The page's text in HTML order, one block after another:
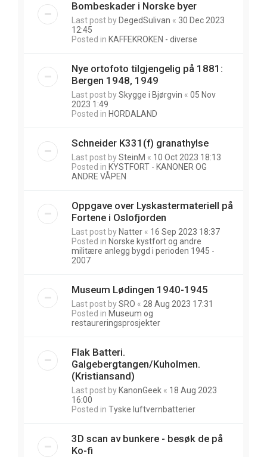
Bombeskader i Norske byer
Last post by DegedSulivan « 30 Dec 2023
12:45
Posted in KAFFEKROKEN - diverse
Nye ortofoto tilgjengelig på 1881:
Bergen 1948, 1949
Last post bySkygge i Bjørgvin « 05 Nov
2023 1:49
Posted in HORDALAND
Schneider K331(f) granathylse
Last post bySteinM « 10 Oct 2023 18:13
Posted in KYSTFORT - KANONER OG
ANDRE VÅPEN
Oppgave over Lyskastermateriell på
Fortene i Oslofjorden
Last post by Natter « 16 Sep 2023 18:37
Posted in Norske kystfort og andre
militære anlegg bygd i perioden 1945 -
2007
Museum Lødingen 1940-1945
Last post bySRO « 28 Aug 2023 17:31
Posted in Museum og
restaureringsprosjekter
Flak Batteri.
Galgebergtangen/Kuholmen.
(Kristiansand)
Last post by KanonGeek « 18 Aug 2023
16:00
Posted in Tyske luftvernbatterier
3D scan av bunkere - besøk de på
Ko-fi